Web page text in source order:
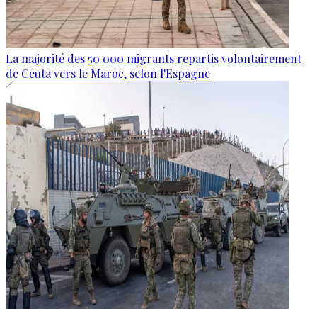
La majorité des 50 000 migrants repartis volontairement
de Ceuta vers le Maroc, selon l'Espagne